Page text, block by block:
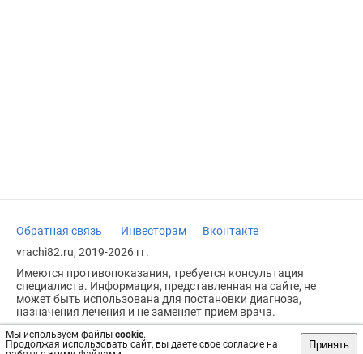
Мы используем файлы cookie.
Продолжая использовать сайт, вы даете свое согласие на
Принять
Обратная связь Инвесторам
Вконтакте
vrachi82.ru, 2019-2026 гг.
Имеются противопоказания, требуется консультация
специалиста. Информация, представленная на сайте, не
может быть использована для постановки диагноза,
назначения лечения и не заменяет прием врача.
Возрастное ограничение: 18+